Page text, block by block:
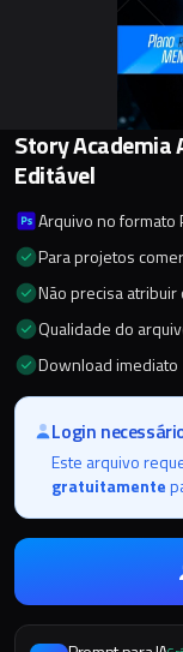
Story Academia
Editável
Arquivo no formato
Para projetos
Não precisa atribuir
Qualidade do
Download imediato
Login
Este arquivo
gratuitamente